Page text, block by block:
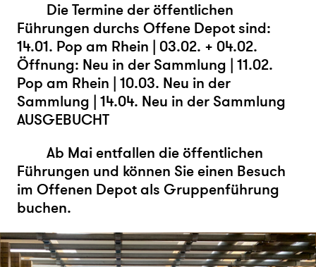
Die Termine der öffentlichen
Führungen durchs Offene Depot sind:
14.01. Pop am Rhein | 03.02. + 04.02.
Öffnung: Neu in der Sammlung | 11.02.
Pop am Rhein | 10.03. Neu in der
Sammlung | 14.04. Neu in der Sammlung
AUSGEBUCHT
Ab Mai entfallen die öffentlichen
Führungen und können Sie einen Besuch
im Offenen Depot als Gruppenführung
buchen.